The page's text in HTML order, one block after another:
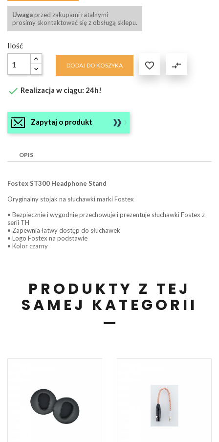
Uwaga przed zakupami ratalnymi
prosimy skontaktować się z obsługą sklepu.
Ilość
DODAJ DO KOSZYKA  compare_arrows
 Realizacja w ciągu: 24h!
Zapytaj o produkt
OPIS
Fostex ST300 Headphone Stand
Oryginalny stojak na słuchawki marki Fostex
• Bezpiecznie i wygodnie przechowuje i prezentuje słuchawki Fostex z
serii TH
• Zapewnia łatwy dostęp do słuchawek
• Logo Fostex na podstawie
• Kolor czarny
PRODUKTY Z TEJ
SAMEJ KATEGORII